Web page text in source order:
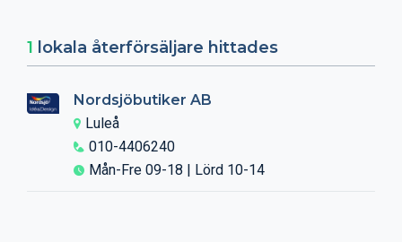
1 lokala återförsäljare hittades
Nordsjöbutiker AB
Luleå
010-4406240
Mån-Fre 09-18 | Lörd 10-14